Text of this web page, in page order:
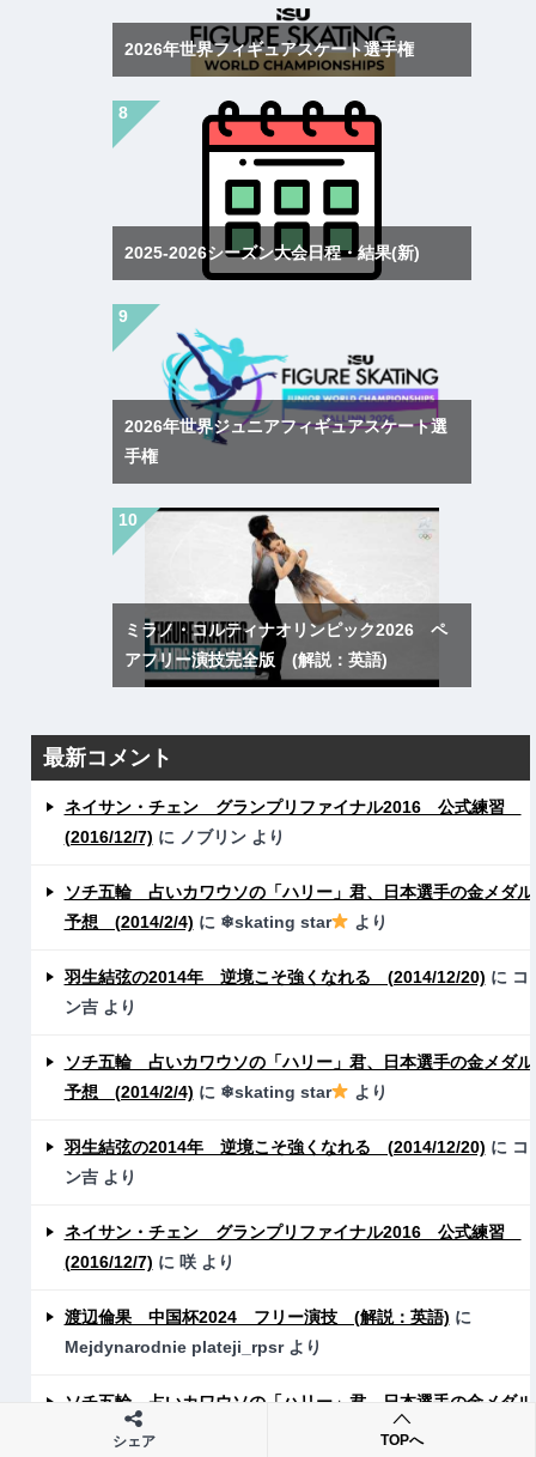
2026年世界フィギュアスケート選手権
2025-2026シーズン大会日程・結果(新)
2026年世界ジュニアフィギュアスケート選
手権
ミラノ・コルティナオリンピック2026 ペ
アフリー演技完全版 (解説：英語)
最新コメント
ネイサン・チェン グランプリファイナル2016 公式練習
(2016/12/7) に ノブリンより
ソチ五輪 占いカワウソの「ハリー」君、日本選手の金メダル
予想 (2014/2/4) に ❄skating star より
羽生結弦の2014年 逆境こそ強くなれる (2014/12/20) に コ
ン吉より
ソチ五輪 占いカワウソの「ハリー」君、日本選手の金メダル
予想 (2014/2/4) に ❄skating star より
羽生結弦の2014年 逆境こそ強くなれる (2014/12/20) に コ
ン吉より
ネイサン・チェン グランプリファイナル2016 公式練習
(2016/12/7) に 咲より
渡辺倫果 中国杯2024 フリー演技 (解説：英語) に
Mejdynarodnie plateji_rpsrより
ソチ五輪 占いカワウソの「ハリー」君、日本選手の金メダル
予想 (2014/2/4)
より
シェア TOPへ